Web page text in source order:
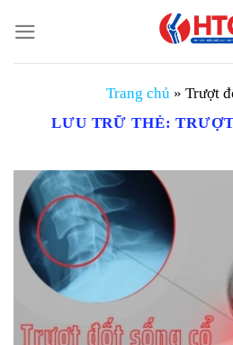
đến
nội
Trang chủ » Trượt
LƯU TRỮ THẺ: